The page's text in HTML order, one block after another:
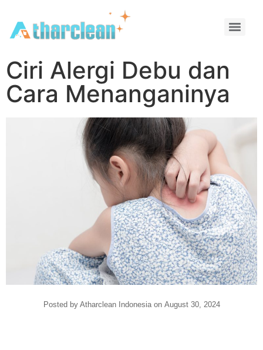
Ciri Alergi Debu dan
Cara Menanganinya
Posted by Atharclean Indonesia on August 30, 2024